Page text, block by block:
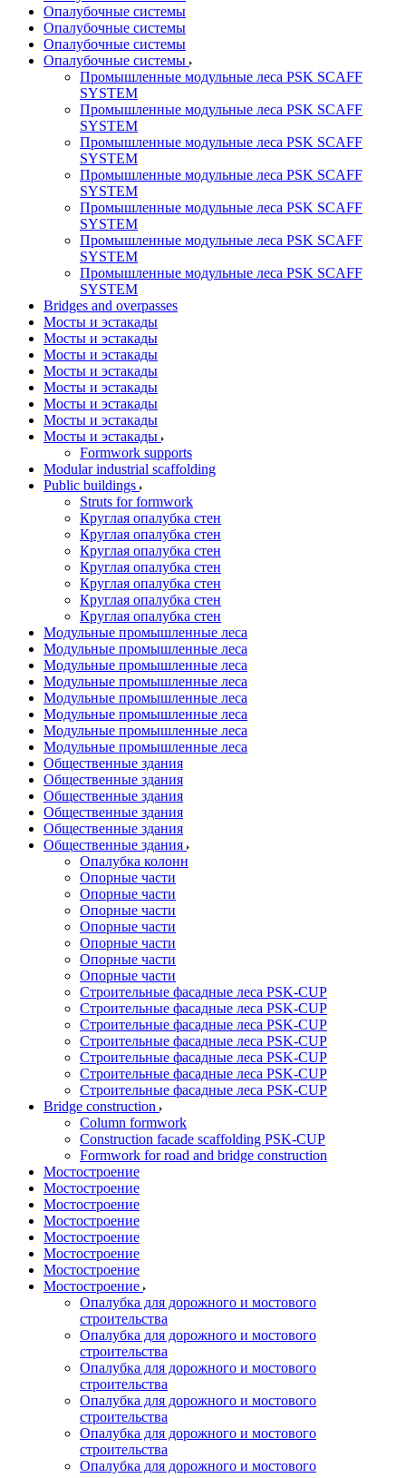
Опалубочные системы
Опалубочные системы
Опалубочные системы
Опалубочные системы
Промышленные модульные леса PSK SCAFF
SYSTEM
Промышленные модульные леса PSK SCAFF
SYSTEM
Промышленные модульные леса PSK SCAFF
SYSTEM
Промышленные модульные леса PSK SCAFF
SYSTEM
Промышленные модульные леса PSK SCAFF
SYSTEM
Промышленные модульные леса PSK SCAFF
SYSTEM
Промышленные модульные леса PSK SCAFF
SYSTEM
Bridges and overpasses
Мосты и эстакады
Мосты и эстакады
Мосты и эстакады
Мосты и эстакады
Мосты и эстакады
Мосты и эстакады
Мосты и эстакады
Мосты и эстакады
Formwork supports
Modular industrial scaffolding
Public buildings
Struts for formwork
Круглая опалубка стен
Круглая опалубка стен
Круглая опалубка стен
Круглая опалубка стен
Круглая опалубка стен
Круглая опалубка стен
Круглая опалубка стен
Модульные промышленные леса
Модульные промышленные леса
Модульные промышленные леса
Модульные промышленные леса
Модульные промышленные леса
Модульные промышленные леса
Модульные промышленные леса
Модульные промышленные леса
Общественные здания
Общественные здания
Общественные здания
Общественные здания
Общественные здания
Общественные здания
Опалубка колонн
Опорные части
Опорные части
Опорные части
Опорные части
Опорные части
Опорные части
Опорные части
Строительные фасадные леса PSK-CUP
Строительные фасадные леса PSK-CUP
Строительные фасадные леса PSK-CUP
Строительные фасадные леса PSK-CUP
Строительные фасадные леса PSK-CUP
Строительные фасадные леса PSK-CUP
Строительные фасадные леса PSK-CUP
Bridge construction
Column formwork
Construction facade scaffolding PSK-CUP
Formwork for road and bridge construction
Мостостроение
Мостостроение
Мостостроение
Мостостроение
Мостостроение
Мостостроение
Мостостроение
Мостостроение
Опалубка для дорожного и мостового
строительства
Опалубка для дорожного и мостового
строительства
Опалубка для дорожного и мостового
строительства
Опалубка для дорожного и мостового
строительства
Опалубка для дорожного и мостового
строительства
Опалубка для дорожного и мостового